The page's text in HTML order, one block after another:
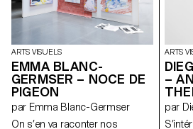
les thèmes de l’identité, du
rituel et de la contrainte. Une
tension dynamique entre
protection et rigidité s’en
dégage. Influencées par la
richesse tactile d’Olga de
Amaral et les innovations
textiles sculpturales de Jeanne
Vicérial, les sculptures habitent
un espace liminaire où le
corps, la structure et le récit
ARTS VISUELS
EMMA BLANC-
GERMSER – NOCE DE
PIGEON
par Emma Blanc-Germser
On s’en va raconter nos
ARTS
–